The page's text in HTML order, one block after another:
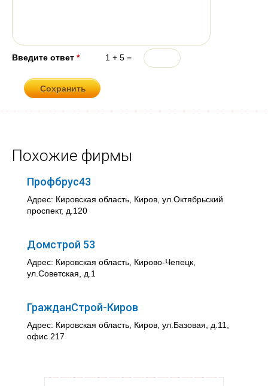
Введите ответ * 1 + 5 =
Похожие фирмы
Профбрус43
Адрес: Кировская область, Киров, ул.Октябрьский
проспект, д.120
Домстрой 53
Адрес: Кировская область, Кирово-Чепецк,
ул.Советская, д.1
ГражданСтрой-Киров
Адрес: Кировская область, Киров, ул.Базовая, д.11,
офис 217